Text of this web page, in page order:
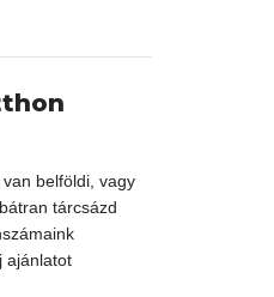
belföldi, vagy
tárcsázd
ajánlatot